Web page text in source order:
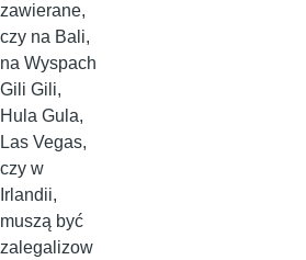
zawierane,
czy na Bali,
na Wyspach
Gili Gili,
Hula Gula,
Las Vegas,
czy w
Irlandii,
muszą być
zalegalizow